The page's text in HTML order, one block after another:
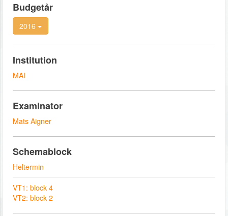
Budgetår
2016
Institution
MAI
Examinator
Mats Aigner
Schemablock
Heltermin
VT1: block 4
VT2: block 2